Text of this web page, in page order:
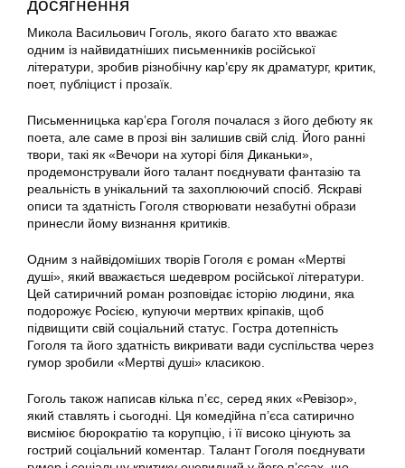
досягнення
Микола Васильович Гоголь, якого багато хто вважає
одним із найвидатніших письменників російської
літератури, зробив різнобічну кар’єру як драматург, критик,
поет, публіцист і прозаїк.
Письменницька кар’єра Гоголя почалася з його дебюту як
поета, але саме в прозі він залишив свій слід. Його ранні
твори, такі як «Вечори на хуторі біля Диканьки»,
продемонстрували його талант поєднувати фантазію та
реальність в унікальний та захоплюючий спосіб. Яскраві
описи та здатність Гоголя створювати незабутні образи
принесли йому визнання критиків.
Одним з найвідоміших творів Гоголя є роман «Мертві
душі», який вважається шедевром російської літератури.
Цей сатиричний роман розповідає історію людини, яка
подорожує Росією, купуючи мертвих кріпаків, щоб
підвищити свій соціальний статус. Гостра дотепність
Гоголя та його здатність викривати вади суспільства через
гумор зробили «Мертві душі» класикою.
Гоголь також написав кілька п’єс, серед яких «Ревізор»,
який ставлять і сьогодні. Ця комедійна п’єса сатирично
висміює бюрократію та корупцію, і її високо цінують за
гострий соціальний коментар. Талант Гоголя поєднувати